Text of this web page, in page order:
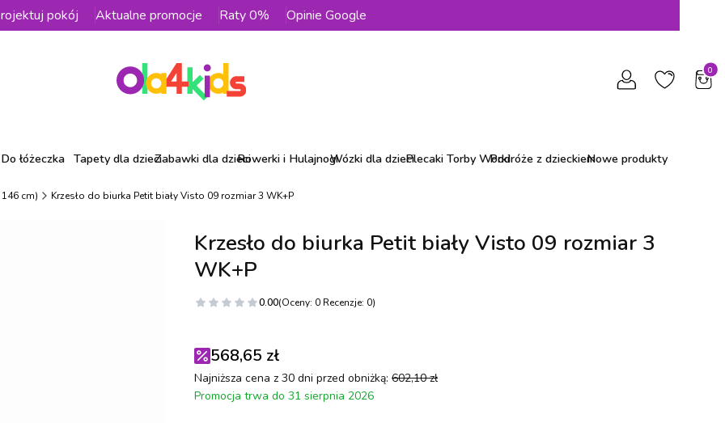
pokój Aktualne promocje Raty 0% Opinie Google
Do łóżeczka Tapety dla dzieciZabawki dla dzieciRowerki i HulajnogiWózki dla dzieciPlecaki Torby WorkiPodróże z dzieckiemNowe produkty
cm) Krzesło do biurka Petit biały Visto 09 rozmiar 3 WK+P
Krzesło do biurka Petit biały Visto 09 rozmiar 3
WK+P
0.00(Oceny: 0 Recenzje: 0)
568,65 zł
Najniższa cena z 30 dni przed obniżką: 602,10 zł
Promocja trwa do 31 sierpnia 2026